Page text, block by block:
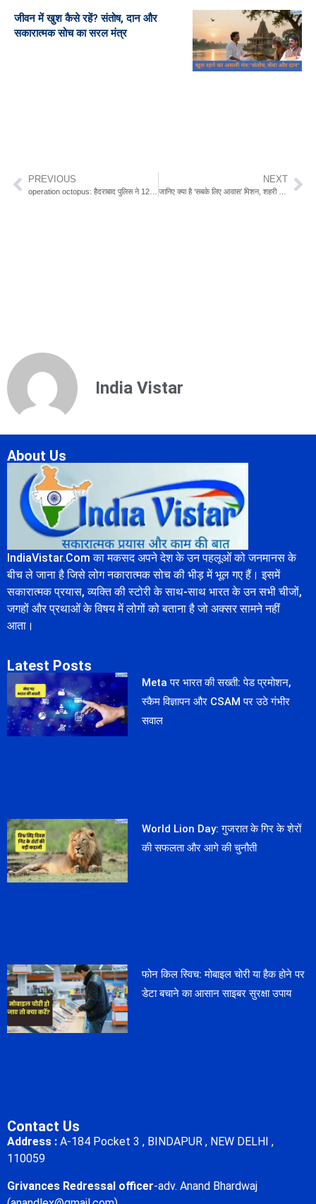
जीवन में खुश कैसे रहें? संतोष, दान और
सकारात्मक सोच का सरल मंत्र
PREVIOUS NEXT
India Vistar
About Us
IndiaVistar.Com का मकसद अपने देश के उन पहलूओं को जनमानस के
बीच ले जाना है जिसे लोग नकारात्मक सोच की भीड़ में भूल गए हैं। इसमें
सकारात्मक प्रयास, व्यक्ति की स्टोरी के साथ-साथ भारत के उन सभी चीजों,
जगहों और प्रथाओं के विषय में लोगों को बताना है जो अक्सर सामने नहीं
आता।
Latest Posts
Meta पर भारत की सख्ती: पेड प्रमोशन,
स्कैम विज्ञापन और CSAM पर उठे गंभीर
सवाल
World Lion Day: गुजरात के गिर के शेरों
की सफलता और आगे की चुनौती
फोन किल स्विच: मोबाइल चोरी या हैक होने पर
डेटा बचाने का आसान साइबर सुरक्षा उपाय
Contact Us
Address : A-184 Pocket 3 , BINDAPUR , NEW DELHI ,
110059
Grivances Redressal officer-adv. Anand Bhardwaj